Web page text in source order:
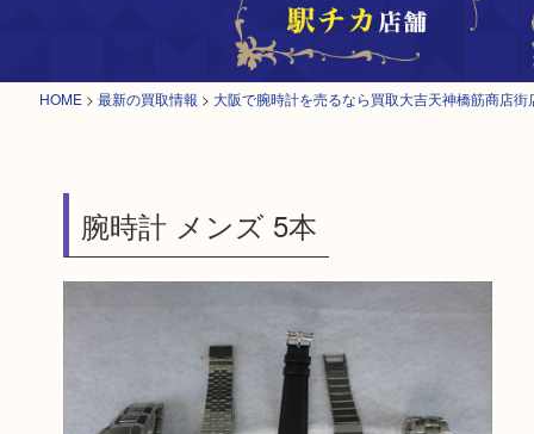
HOME > 最新の買取情報 > 大阪で腕時計を売るなら買取大吉天神橋筋商店街
腕時計 メンズ 5本